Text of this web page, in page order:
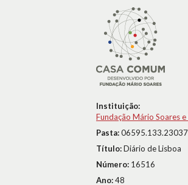
Instituição:
Fundação Mário Soares
Pasta:06595.133.23037
Título:Diário de Lisboa
Número: 16516
Ano:48